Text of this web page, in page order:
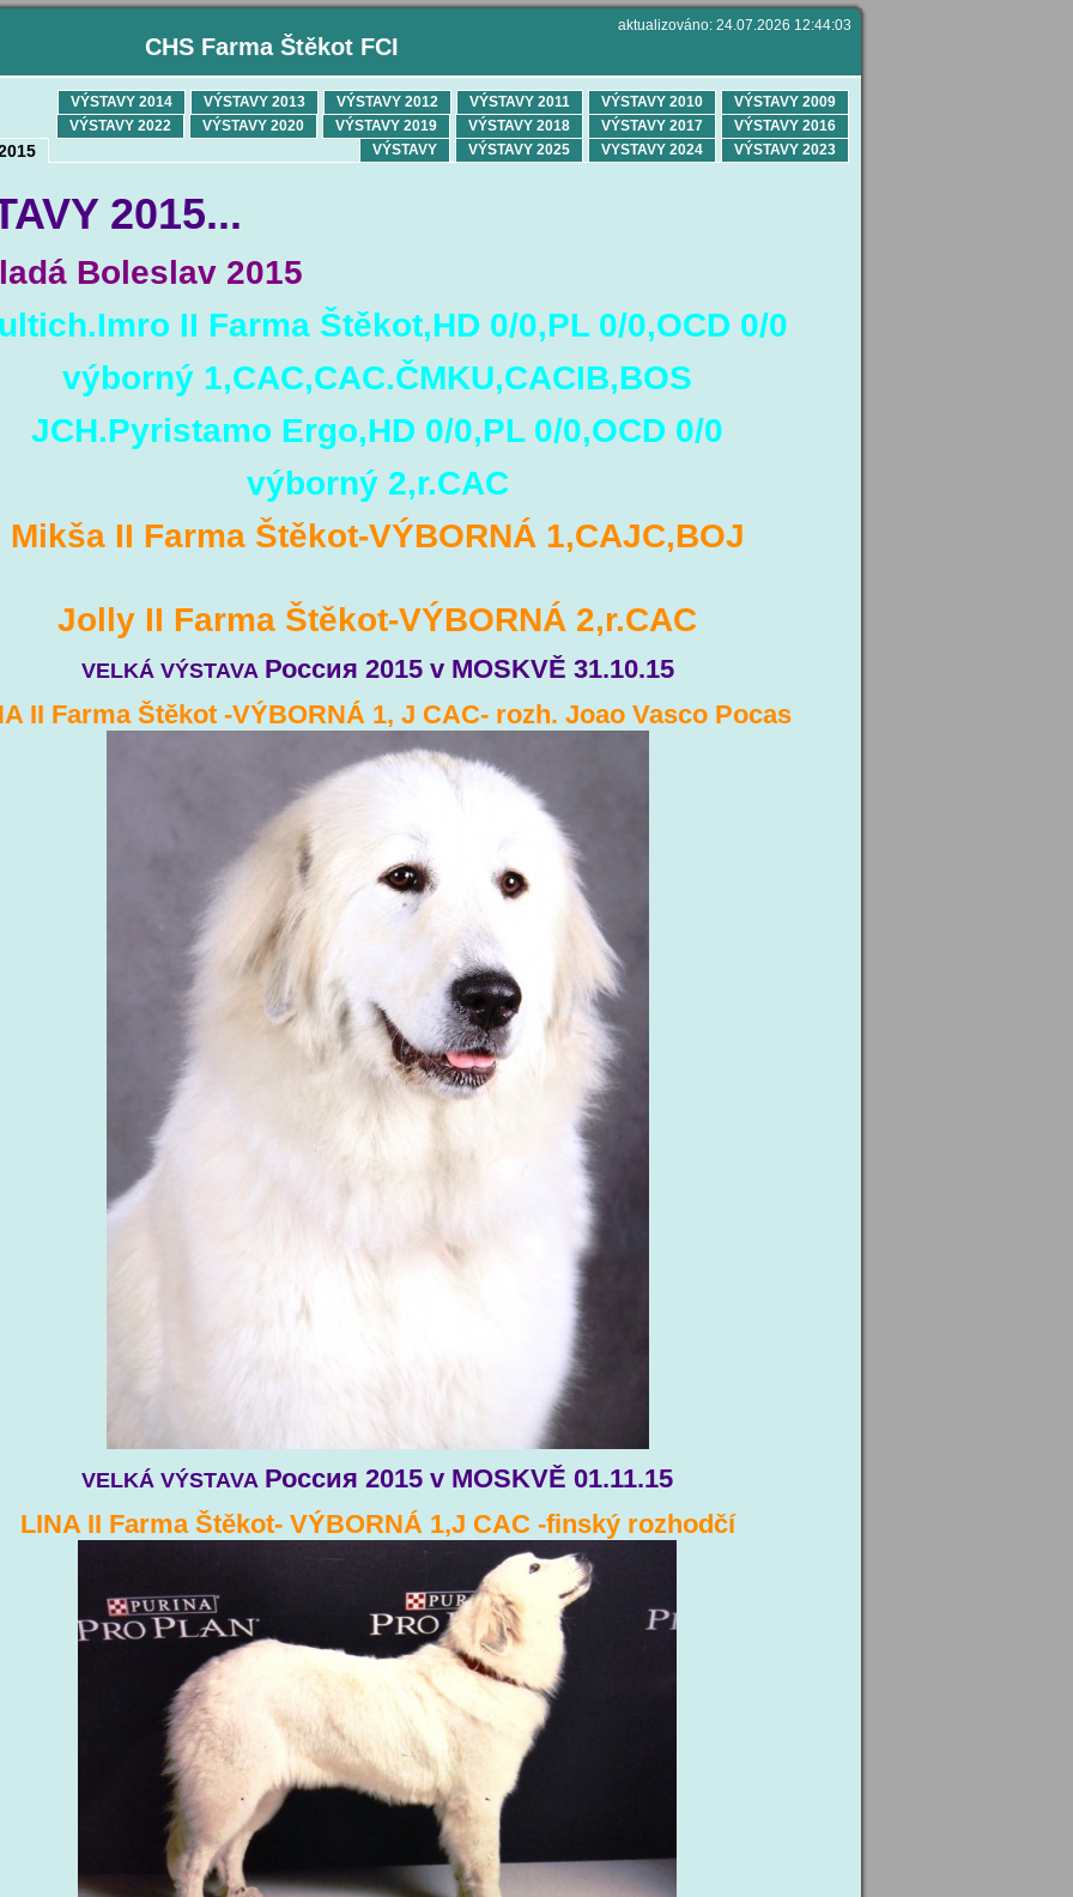
aktualizováno: 24.07.2026 12:44:03
CHS Farma Štěkot FCI
VÝSTAVY 2009
VÝSTAVY 2010
VÝSTAVY 2011
VÝSTAVY 2012
VÝSTAVY 2013
VÝSTAVY 2014
VÝSTAVY 2016
VÝSTAVY 2017
VÝSTAVY 2018
VÝSTAVY 2019
VÝSTAVY 2020
VÝSTAVY 2022
VÝSTAVY 2023
VYSTAVY 2024
VÝSTAVY 2025
VÝSTAVY
2015...
Boleslav 2015
II Farma Štěkot,HD 0/0,PL 0/0,OCD 0/0
výborný 1,CAC,CAC.ČMKU,CACIB,BOS
JCH.Pyristamo Ergo,HD 0/0,PL 0/0,OCD 0/0
výborný 2,r.CAC
Mikša II Farma Štěkot-VÝBORNÁ 1,CAJC,BOJ
Jolly II Farma Štěkot-VÝBORNÁ 2,r.CAC
VELKÁ VÝSTAVA Россия 2015 v MOSKVĚ 31.10.15
II Farma Štěkot -VÝBORNÁ 1, J CAC- rozh. Joao Vasco Pocas
VELKÁ VÝSTAVA Россия 2015 v MOSKVĚ 01.11.15
LINA II Farma Štěkot- VÝBORNÁ 1,J CAC -finský rozhodčí